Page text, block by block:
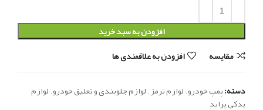
افزودن به سبد خرید
مقایسه
افزودن به علاقمندی ها
دسته:پمپ خودرو,لوازم ترمز,لوازم جلوبندی و تعلیق خودرو,لوازم
یدکی پراید